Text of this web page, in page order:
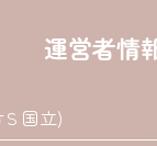
運営者情
国立)